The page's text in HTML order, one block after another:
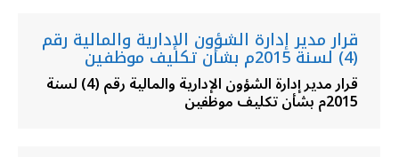
قرار مدير إدارة الشؤون الإدارية والمالية رقم
(4) لسنة 2015م بشأن تكليف موظفين
قرار مدير إدارة الشؤون الإدارية والمالية رقم (4) لسنة
2015م بشأن تكليف موظفين